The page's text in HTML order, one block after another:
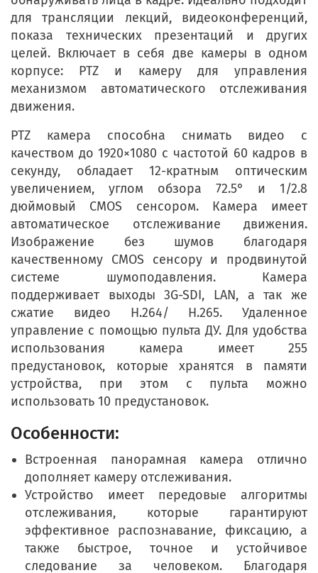
для трансляции лекций, видеоконференций,
показа технических презентаций и других
целей. Включает в себя две камеры в одном
корпусе: PTZ и камеру для управления
механизмом автоматического отслеживания
движения.
PTZ камера способна снимать видео с
качеством до 1920×1080 с частотой 60 кадров в
секунду, обладает 12-кратным оптическим
увеличением, углом обзора 72.5° и 1/2.8
дюймовый CMOS сенсором. Камера имеет
автоматическое отслеживание движения.
Изображение без шумов благодаря
качественному CMOS сенсору и продвинутой
системе шумоподавления. Камера
поддерживает выходы 3G-SDI, LAN, а так же
сжатие видео H.264/ H.265. Удаленное
управление с помощью пульта ДУ. Для удобства
использования камера имеет 255
предустановок, которые хранятся в памяти
устройства, при этом с пульта можно
использовать 10 предустановок.
Особенности:
Встроенная панорамная камера отлично
дополняет камеру отслеживания.
Устройство имеет передовые алгоритмы
отслеживания, которые гарантируют
эффективное распознавание, фиксацию, а
также быстрое, точное и устойчивое
следование за человеком. Благодаря